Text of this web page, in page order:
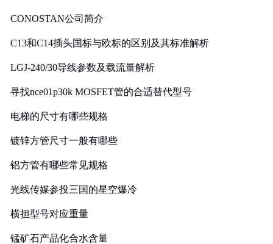
CONOSTAN公司简介
C13和C14插头国标与欧标的区别及其标准解析
LGJ-240/30导线参数及载流量解析
寻找nce01p30k MOSFET管的合适替代型号
电梯的尺寸有哪些规格
镀锌方管尺寸一般有哪些
铝方管有哪些常见规格
光线传媒参投三国的星空爆冷
横担型号对应重量
锰矿石产品化合水含量